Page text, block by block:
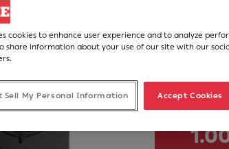
cookies to enhance user experience and to analyze
share information about your use of our site with our
Sell My Personal Information Accept Cookies